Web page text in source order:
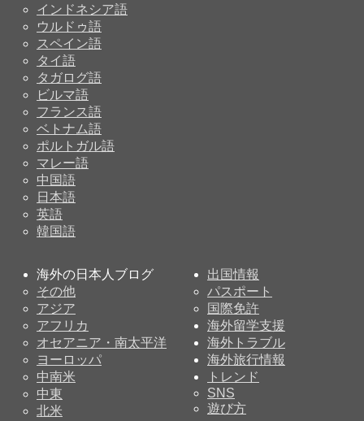
インドネシア語
ウルドゥ語
スペイン語
タイ語
タガログ語
ビルマ語
フランス語
ベトナム語
ポルトガル語
マレー語
中国語
日本語
英語
韓国語
海外の日本人ブログ
その他
アジア
アフリカ
オセアニア・南太平洋
ヨーロッパ
中南米
中東
北米
出国情報
パスポート
国際免許
海外留学支援
海外トラブル
海外旅行情報
トレンド
SNS
遊び方